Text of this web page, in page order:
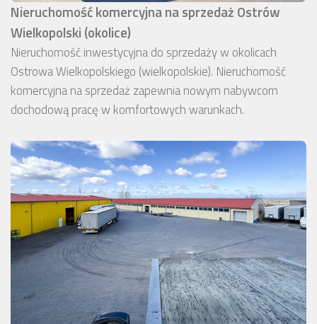
Nieruchomość komercyjna na sprzedaż Ostrów
Wielkopolski (okolice)
Nieruchomość inwestycyjna do sprzedaży w okolicach
Ostrowa Wielkopolskiego (wielkopolskie). Nieruchomość
komercyjna na sprzedaż zapewnia nowym nabywcom
dochodową pracę w komfortowych warunkach.